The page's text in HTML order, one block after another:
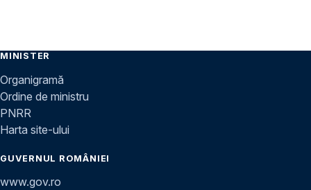
MINISTER
Organigramă
Ordine de ministru
PNRR
Harta site-ului
GUVERNUL ROMÂNIEI
www.gov.ro